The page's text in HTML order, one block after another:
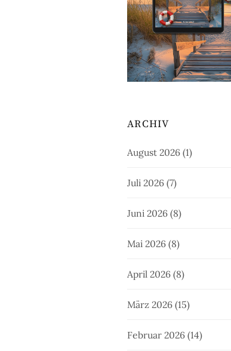
ARCHIV
August 2026 (1)
Juli 2026 (7)
Juni 2026 (8)
Mai 2026 (8)
April 2026 (8)
März 2026 (15)
Februar 2026 (14)